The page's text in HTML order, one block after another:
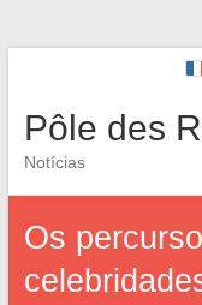
Pôle des
Notícias
Os